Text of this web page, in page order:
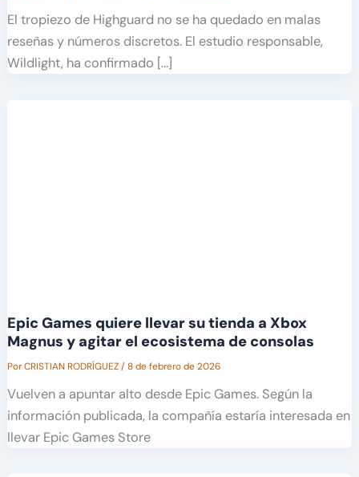
El tropiezo de Highguard no se ha quedado en malas
reseñas y números discretos. El estudio responsable,
Wildlight, ha confirmado […]
Epic Games quiere llevar su tienda a Xbox
Magnus y agitar el ecosistema de consolas
PorCRISTIAN RODRÍGUEZ/8 de febrero de 2026
Vuelven a apuntar alto desde Epic Games. Según la
información publicada, la compañía estaría interesada en
llevar Epic Games Store